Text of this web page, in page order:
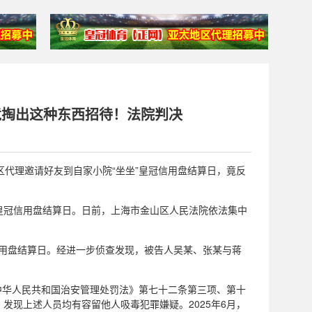
出这种东西招待！法院判决
理邀请好友到自家小院“坐坐”皇冠信用盘结算日，竟反
信用盘结算日。日前，上海市金山区人民法院依法集中
结算日。经进一步侦查发现，被告人吴某、张某与蒋
人民共和国治安管理处罚法》第七十二条第三项、第十
现上述人员均有容留他人吸毒犯罪嫌疑。2025年6月，